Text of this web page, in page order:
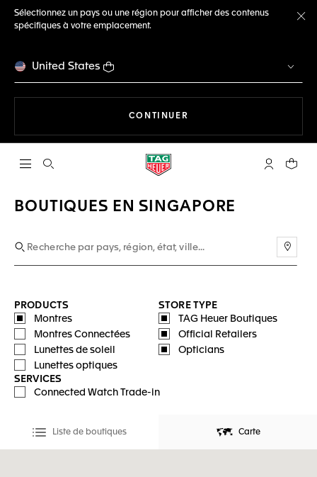
Sélectionnez un pays ou une région pour afficher des contenus
spécifiques à votre emplacement.
United States
CONTINUER
Ouvrir la barre de recherche Compte My
Votre
BOUTIQUES EN SINGAPORE
PRODUCTS
Montres
Montres Connectées
Lunettes de soleil
Lunettes optiques
STORE TYPE
TAG Heuer Boutiques
Official Retailers
Opticians
SERVICES
Connected Watch Trade-in
Liste de boutiques Carte